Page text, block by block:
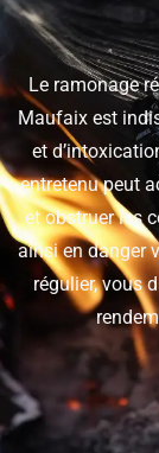
Le ramonage
Maufaix est
et
entretenu peut
et obstruer les
ainsi en danger
régulier, vous